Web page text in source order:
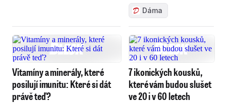
Dáma
Vitamíny a minerály, které
posilují imunitu: Které si dát
právě teď?
7 ikonických kousků,
které vám budou slušet
ve 20 i v 60 letech